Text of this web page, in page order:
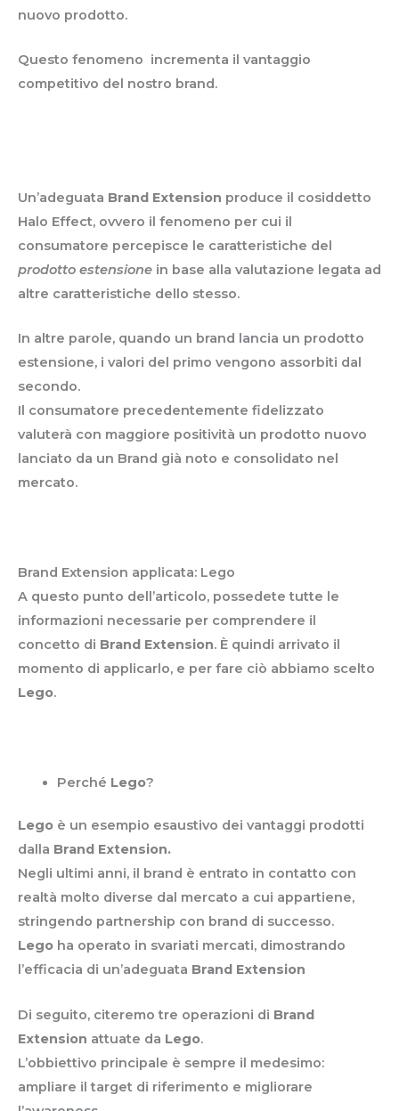
nuovo prodotto.
Questo fenomeno incrementa il vantaggio
competitivo del nostro brand.
Un’adeguata Brand Extension produce il cosiddetto
Halo Effect, ovvero il fenomeno per cui il
consumatore percepisce le caratteristiche del
prodotto estensione in base alla valutazione legata ad
altre caratteristiche dello stesso.
In altre parole, quando un brand lancia un prodotto
estensione, i valori del primo vengono assorbiti dal
secondo.
Il consumatore precedentemente fidelizzato
valuterà con maggiore positività un prodotto nuovo
lanciato da un Brand già noto e consolidato nel
mercato.
Brand Extension applicata: Lego
A questo punto dell’articolo, possedete tutte le
informazioni necessarie per comprendere il
concetto di Brand Extension. È quindi arrivato il
momento di applicarlo, e per fare ciò abbiamo scelto
Lego.
Perché Lego?
Lego è un esempio esaustivo dei vantaggi prodotti
dalla Brand Extension.
Negli ultimi anni, il brand è entrato in contatto con
realtà molto diverse dal mercato a cui appartiene,
stringendo partnership con brand di successo.
Lego ha operato in svariati mercati, dimostrando
l’efficacia di un’adeguata Brand Extension
Di seguito, citeremo tre operazioni di Brand
Extension attuate da Lego.
L’obbiettivo principale è sempre il medesimo:
ampliare il target di riferimento e migliorare